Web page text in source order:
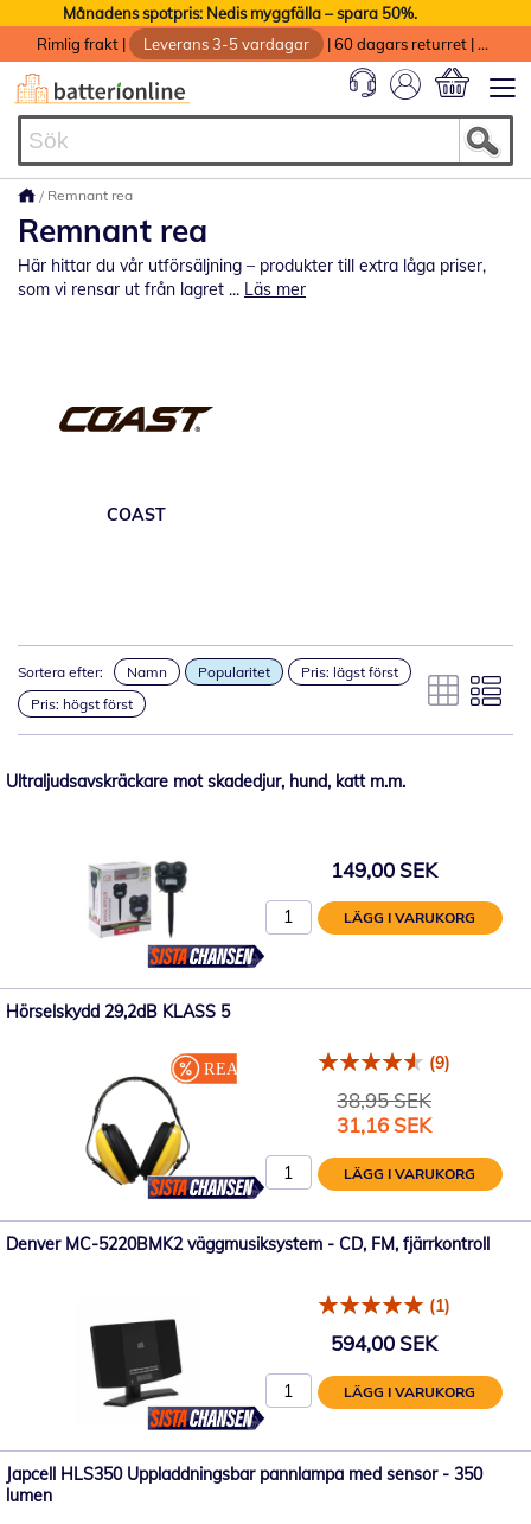
Månadens spotpris: Nedis myggfälla – spara 50%.
Rimlig frakt | Leverans 3-5 vardagar |60 dagars returret |
Remnant rea
Remnant rea
Här hittar du vår utförsäljning – produkter till extra låga priser,
som vi rensar ut från lagret ... Läs mer
COAST
Sortera efter: Namn Popularitet
Pris: lägst först
Pris: högst först
Ultraljudsavskräckare mot skadedjur, hund, katt m.m.
149,00 SEK
LÄGG I VARUKORG
Hörselskydd 29,2dB KLASS 5
(9)
38,95 SEK
Specialpris
31,16 SEK
LÄGG I VARUKORG
Denver MC-5220BMK2 väggmusiksystem - CD, FM, fjärrkontroll
(1)
594,00 SEK
LÄGG I VARUKORG
Japcell HLS350 Uppladdningsbar pannlampa med sensor - 350
lumen